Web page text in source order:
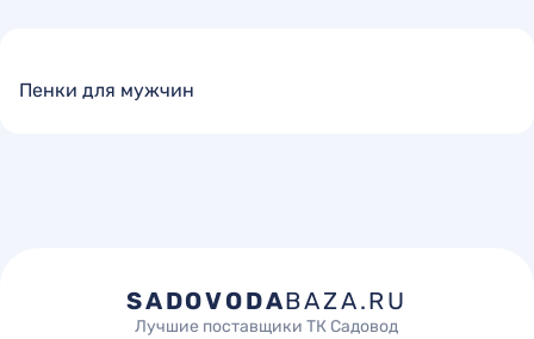
Пенки для мужчин
SADOVODABAZA.RU
Лучшие поставщики ТК Садовод